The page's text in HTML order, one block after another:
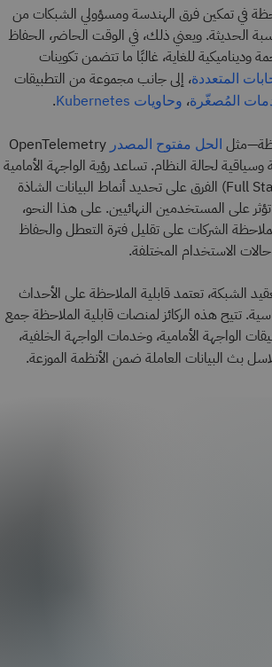
في تمكين فرق الهندسة ومسؤولي الشبكات من
الحديثة. ويعني ذلك، في الوقت الحاضر، الحفاظ
للغاية، غالبًا ما تتضمن تكوينات
المتعددة، إلى جانب مجموعة من التطبيقات
المُصغّرة، وحاويات Kubernetes
.
الحل مفتوح المصدر OpenTelemetry
لحالة النظام. تساعد رؤية الواجهة الأمامية
والخلفية للتطبيقات (Full Stack) الفرق على تحديد أنماط البيانات الشاذة
على المستخدمين النهائيين. على هذا النحو،
الشركات على تقليل فترة التعطل والحفاظ
الاستخدام المختلفة.
الشبكة، تعتمد قابلية الملاحظة على الأحداث
تتيح هذه الركائز لمنصات قابلية الملاحظة جمع
الواجهة الأمامية، وخدمات الواجهة الخلفية،
بث البيانات العاملة ضمن الأنظمة الموزعة.